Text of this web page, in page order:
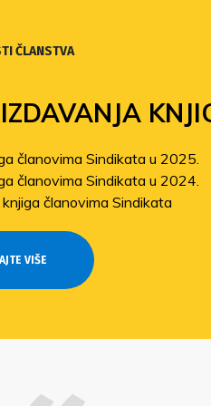
ČLANSTVA
članovima Sindikata u 2025.
članovima Sindikata u 2024.
članovima Sindikata
VIŠE